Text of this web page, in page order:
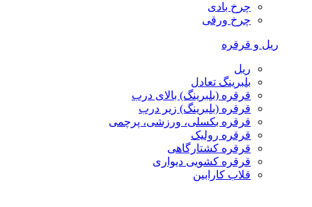
چرخ بادی
چرخ ورقی
ریل و قرقره
ریل
بلبرینگ تعادل
قرقره (بلبرینگ) بالای درب
قرقره (بلبرینگ) زیر درب
قرقره بکسلی، ورزشی، پرچمی
قرقره رولیک
قرقره کشتارگاهی
قرقره کشویی دیواری
قلاب کارابین